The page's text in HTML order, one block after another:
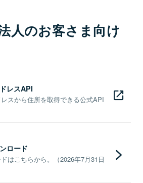
人のお客さま向け
レスAPI
スから住所を取得できる公式API
ロード
はこちらから。（2026年7月31日